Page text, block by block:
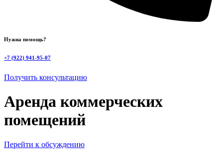
Нужна помощь?
+7 (922) 941-95-07
Получить консультацию
Аренда коммерческих
помещений
Перейти к обсуждению